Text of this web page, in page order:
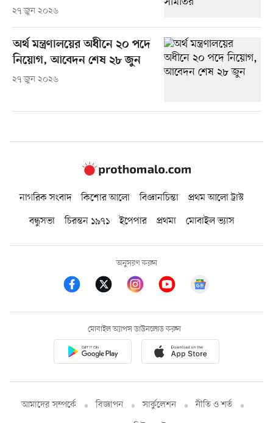
২৭ জুন ২০২৬
অর্থ মন্ত্রণালয়ের অধীনে ২০ পদে
নিয়োগ, আবেদন শেষ ২৮ জুন
২৭ জুন ২০২৬
নাগরিক সংবাদ কিশোর আলো বিজ্ঞানচিন্তা
প্রথম আলো ট্রাস্ট
বন্ধুসভা
চিরন্তন ১৯৭১ ইপেপার প্রথমা মোবাইল ভ্যাস
অনুসরণ করুন
মোবাইল অ্যাপস ডাউনলোড করুন
আমাদের সম্পর্কে বিজ্ঞাপন সার্কুলেশন
নীতি ও শর্ত